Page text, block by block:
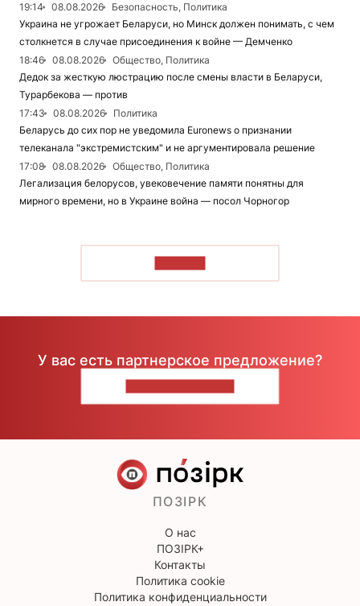
19:14
08.08.2026
Безопасность, Политика
Украина не угрожает Беларуси, но Минск должен понимать, с чем
столкнется в случае присоединения к войне — Демченко
18:46
08.08.2026
Общество, Политика
Дедок за жесткую люстрацию после смены власти в Беларуси,
Турарбекова — против
17:43
08.08.2026
Политика
Беларусь до сих пор не уведомила Euronews о признании
телеканала "экстремистским" и не аргументировала решение
17:08
08.08.2026
Общество, Политика
Легализация белорусов, увековечение памяти понятны для
мирного времени, но в Украине война — посол Чорногор
У вас есть партнерское предложение?
ПОЗІРК
О нас
ПОЗІРК+
Контакты
Политика cookie
Политика конфиденциальности